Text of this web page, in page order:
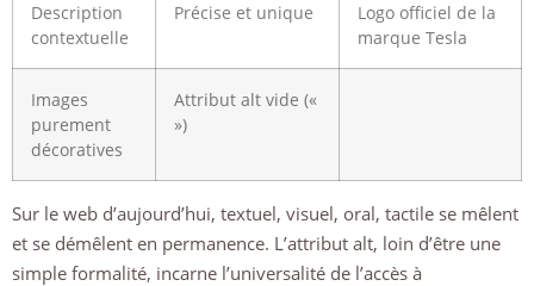
Description
contextuelle
Précise et unique
Logo officiel de la
marque Tesla
Images
purement
décoratives
Attribut alt vide («
»)
Sur le web d’aujourd’hui, textuel, visuel, oral, tactile se mêlent
et se démêlent en permanence. L’attribut alt, loin d’être une
simple formalité, incarne l’universalité de l’accès à